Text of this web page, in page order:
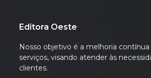
Editora Oeste
Nosso objetivo é a melhoria
serviços, visando atender às
clientes.